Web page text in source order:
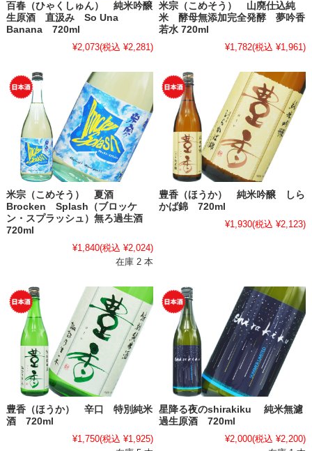
百春（ひゃくしゅん） 純米吟醸
生原酒 直汲み So Una
Banana 720ml
¥2,073(税込 ¥2,281)
米宗（こめそう） 山廃仕込純
米 酵母無添加完全発酵 夢吟香
若水 720ml
¥1,782(税込 ¥1,961)
米宗（こめそう） 夏酒
Brocken Splash（ブロッケ
ン・スプラッシュ）無ろ過生酒
720ml
¥1,840(税込 ¥2,024)
在庫 2 本
豊香（ほうか） 純米吟醸 しら
かば錦 720ml
¥1,930(税込 ¥2,123)
豊香（ほうか） 辛口 特別純米
酒 720ml
¥1,750(税込 ¥1,925)
星降る夜のshirakiku 純米無濾
過生原酒 720ml
¥2,000(税込 ¥2,200)